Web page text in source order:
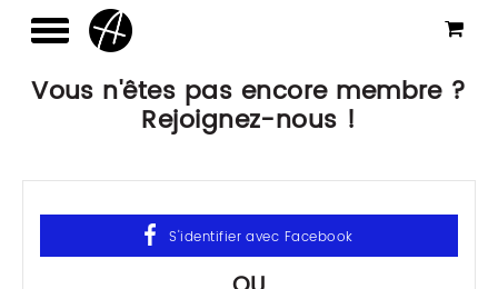
Vous n'êtes pas encore membre ?
Rejoignez-nous !